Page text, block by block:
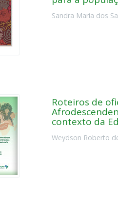
Sandra Maria dos
Roteiros de
contexto da
Weydson Roberto